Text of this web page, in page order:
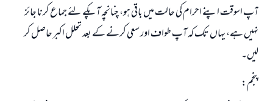
آپ اسوقت اپنے احرام کی حالت میں باقی ہو، چنانچہ آپکے لئے جماع کرنا جائز
نہیں ہے، یہاں تک کہ آپ طواف اور سعی کرنے کے بعد تحلل اکبر حاصل کر
لیں۔
پنجم: